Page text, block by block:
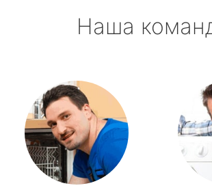
Наша